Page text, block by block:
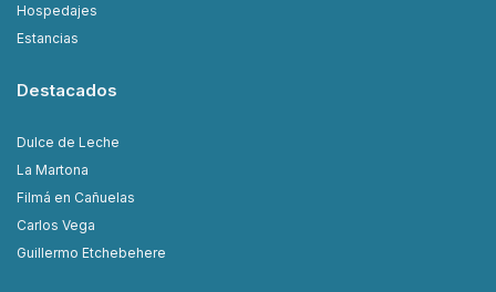
Hospedajes
Estancias
Destacados
Dulce de Leche
La Martona
Filmá en Cañuelas
Carlos Vega
Guillermo Etchebehere